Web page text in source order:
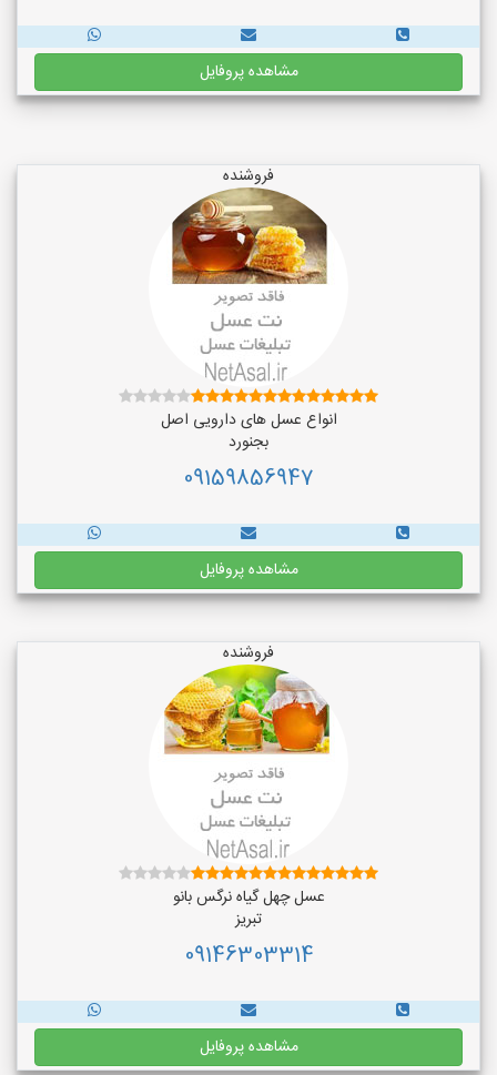
مشاهده پروفایل
فروشنده
انواع عسل های دارویی اصل
بجنورد
09159856947
مشاهده پروفایل
فروشنده
عسل چهل گیاه نرگس بانو
تبریز
09146303314
مشاهده پروفایل